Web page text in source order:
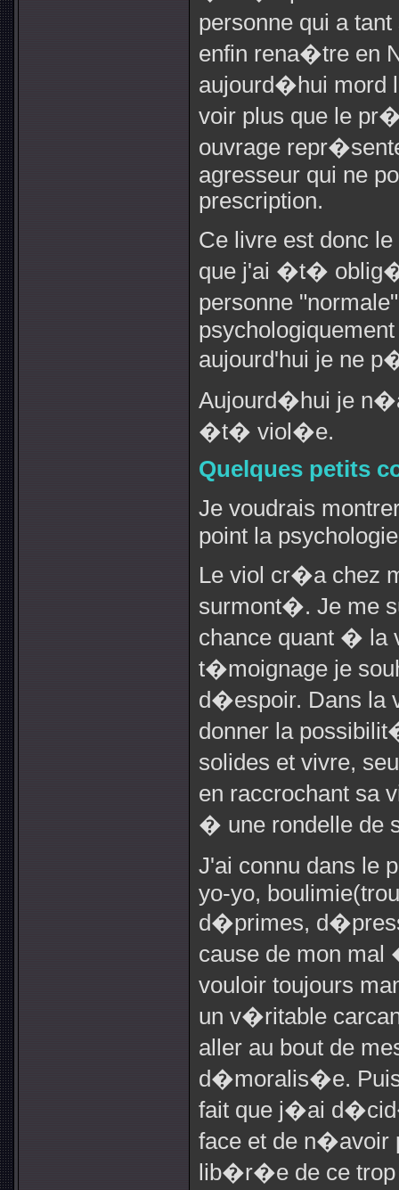
personne qui a
enfin rena�tre en
aujourd�hui mord
voir plus que le
ouvrage
agresseur qui ne
prescription.
Ce livre est donc
que j'ai �t�
personne
aujourd'hui je ne
Aujourd�hui je
�t� viol�e.
Quelques petits
Je voudrais
point la
Le viol cr�a chez
surmont�. Je me
chance quant � la
t�moignage je
d�espoir. Dans la
donner la
solides et vivre,
en raccrochant sa
� une rondelle de
J'ai connu dans
yo-yo,
d�primes,
cause de mon
vouloir toujours
un v�ritable
aller au bout de
d�moralis�e.
fait que j�ai
face et de
lib�r�e de ce